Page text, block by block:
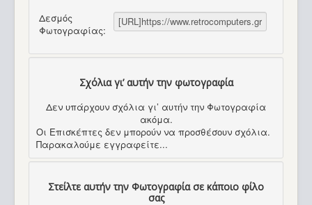
Δεσμός
Φωτογραφίας:
Σχόλια γι’ αυτήν την φωτογραφία
Δεν υπάρχουν σχόλια γι’ αυτήν την Φωτογραφία
ακόμα.
Οι Επισκέπτες δεν μπορούν να προσθέσουν σχόλια.
Παρακαλούμε εγγραφείτε...
Στείλτε αυτήν την Φωτογραφία σε κάποιο φίλο
σας